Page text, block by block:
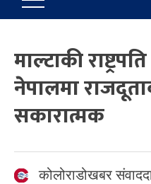
माल्टाकी
नेपालमा
सकारात्मक
कोलोराडोखबर